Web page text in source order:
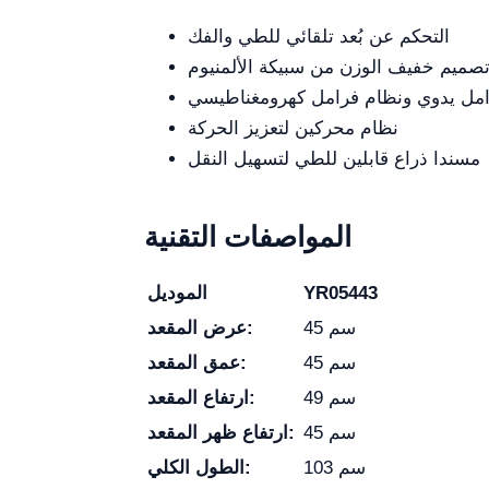
التحكم عن بُعد تلقائي للطي والفك
تصميم خفيف الوزن من سبيكة الألمنيوم
يدوي ونظام فرامل كهرومغناطيسي
نظام محركين لتعزيز الحركة
مسندا ذراع قابلين للطي لتسهيل النقل
المواصفات التقنية
الموديل
YR05443
عرض المقعد:
45 سم
عمق المقعد:
45 سم
ارتفاع المقعد:
49 سم
ارتفاع ظهر المقعد:
45 سم
الطول الكلي:
103 سم